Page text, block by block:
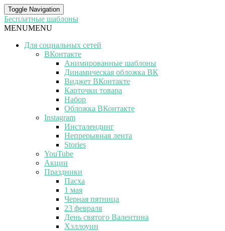
Toggle Navigation
Бесплатные шаблоны
MENUMENU
Для социальных сетей
ВКонтакте
Анимированные шаблоны
Динамическая обложка ВК
Виджет ВКонтакте
Карточки товара
Набор
Обложка ВКонтакте
Instagram
Инсталендинг
Непрерывная лента
Stories
YouTube
Акции
Праздники
Пасха
1 мая
Черная пятница
23 февраля
День святого Валентина
Хэллоуин